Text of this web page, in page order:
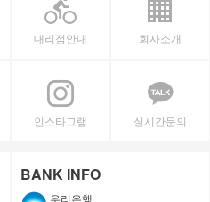
대리점안내 회사소개
인스타그램 실시간문의
BANK INFO
우리은행